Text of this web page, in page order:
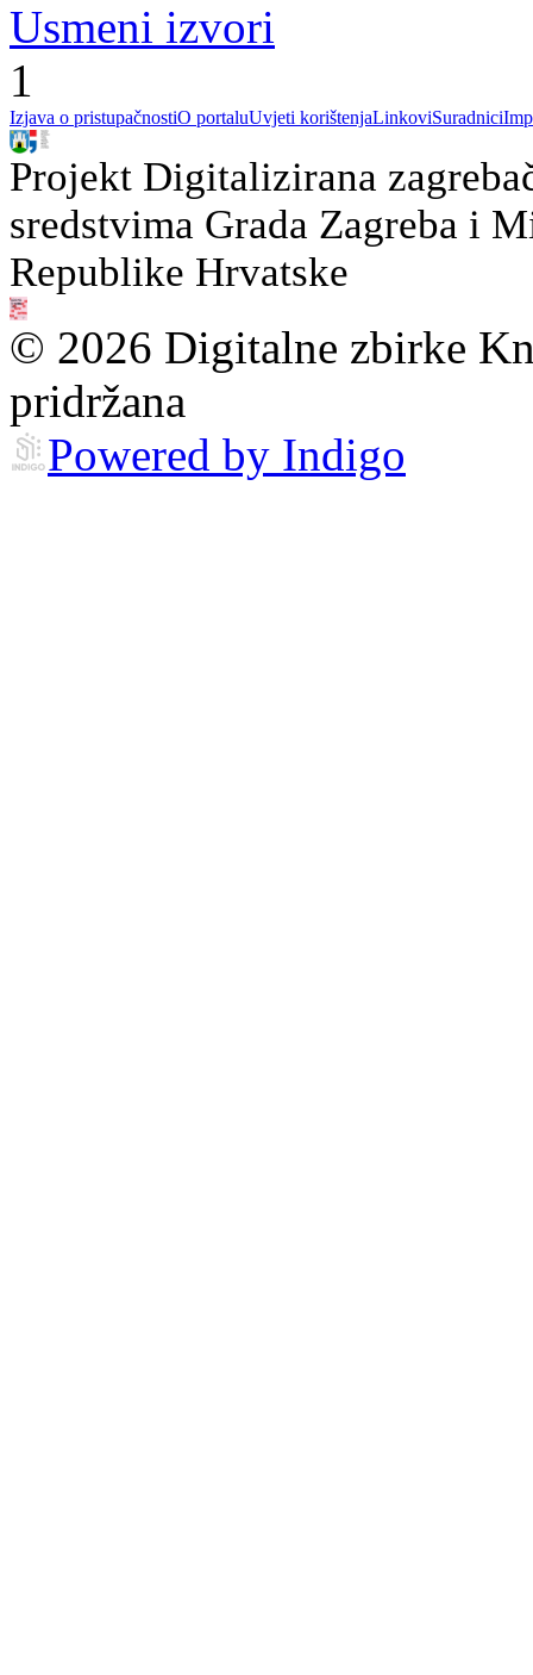
Usmeni izvori
1
Izjava o pristupačnostiO portaluUvjeti korištenjaLinkoviSuradnici
Projekt Digitalizirana
sredstvima Grada Zagreba i
Republike Hrvatske
© 2026 Digitalne zbirke
pridržana
Powered by Indigo